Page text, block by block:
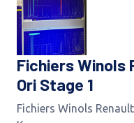
Fichiers Winols
Ori Stage 1
Fichiers Winols